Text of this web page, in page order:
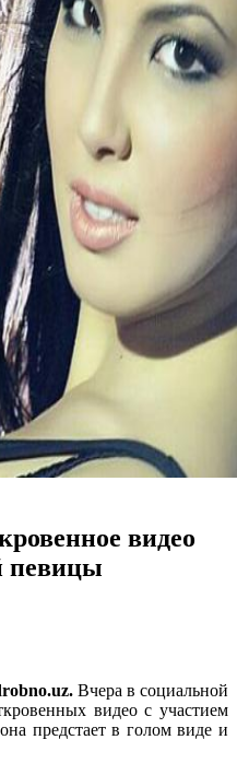
видео
певицы
Вчера в социальной
видео с участием
предстает в голом виде и